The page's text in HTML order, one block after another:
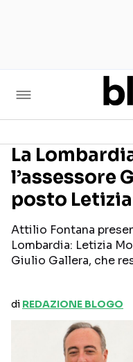
La
l’assessore
posto
Attilio Fontana
Lombardia: Letizia
Giulio Gallera, che
di REDAZIONE BLOGO